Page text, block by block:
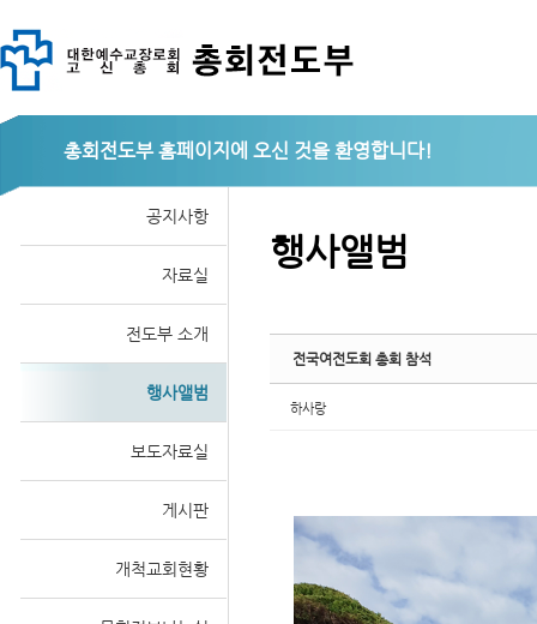
총회전도부
공지사항
자료실
전도부 소개
행사앨범
보도자료실
게시판
개척교회현황
행사앨범
전국여전도회 총회 참석
하사랑
스케치북5